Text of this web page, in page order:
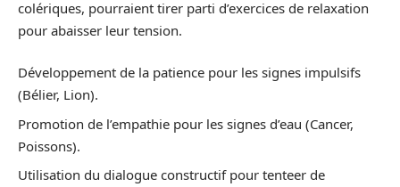
colériques, pourraient tirer parti d’exercices de relaxation
pour abaisser leur tension.
Développement de la patience pour les signes impulsifs
(Bélier, Lion).
Promotion de l’empathie pour les signes d’eau (Cancer,
Poissons).
Utilisation du dialogue constructif pour tenteer de